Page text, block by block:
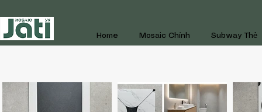
Home Mosaic Chính Subway Thẻ